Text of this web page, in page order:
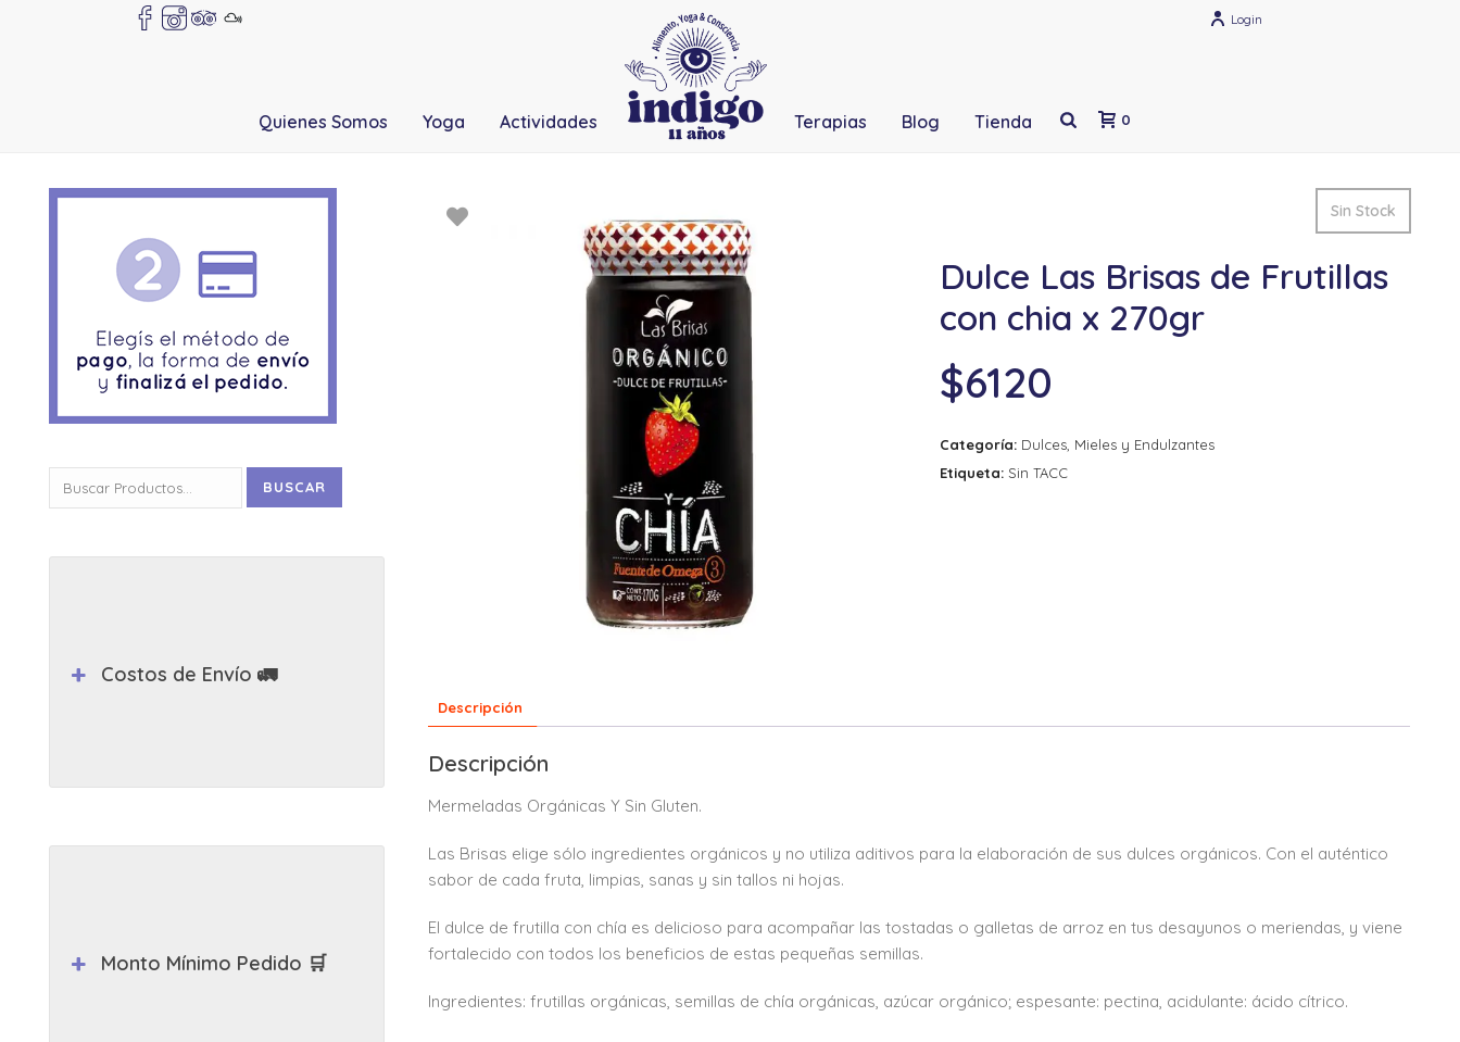
Login
Quienes Somos Yoga Actividades Terapias Blog Tienda 0
Sin Stock
Dulce Las Brisas de Frutillas
con chia x 270gr
$6120
Categoría: Dulces, Mieles y Endulzantes
Etiqueta: Sin TACC
Descripción
Descripción
Mermeladas Orgánicas Y Sin Gluten.
Las Brisas elige sólo ingredientes orgánicos y no utiliza aditivos para la elaboración de sus dulces orgánicos. Con el auténtico
sabor de cada fruta, limpias, sanas y sin tallos ni hojas.
El dulce de frutilla con chía es delicioso para acompañar las tostadas o galletas de arroz en tus desayunos o meriendas, y viene
fortalecido con todos los beneficios de estas pequeñas semillas.
Ingredientes: frutillas orgánicas, semillas de chía orgánicas, azúcar orgánico; espesante: pectina, acidulante: ácido cítrico.
por:
BUSCAR
Costos de Envío 🚛
Monto Mínimo Pedido 🛒